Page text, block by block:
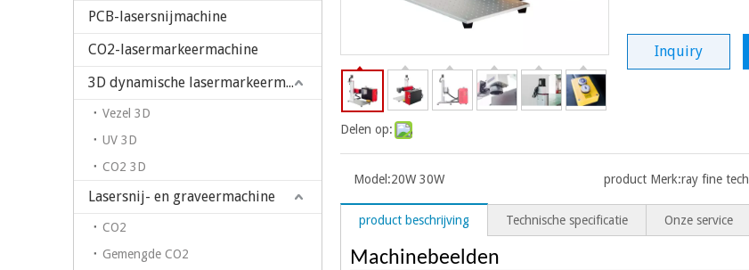
PCB-lasersnijmachine
CO2-lasermarkeermachine
3D dynamische lasermarkeermachine
Vezel 3D
UV 3D
CO2 3D
Lasersnij- en graveermachine
CO2
Gemengde CO2
Delen op:
Inquiry
Model:20W 30W product Merk:ray fine tech
product beschrijving Technische specificatie Onze service
Machinebeelden